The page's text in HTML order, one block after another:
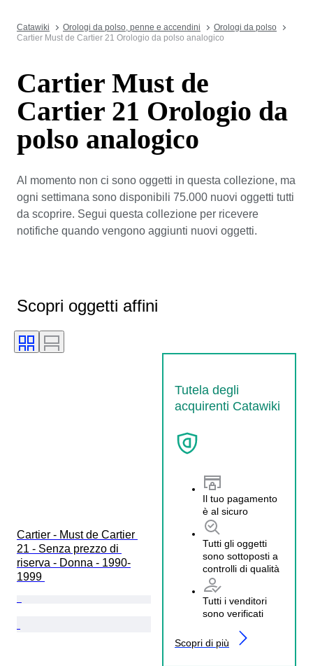
Catawiki Orologi da polso, penne e accendini
Orologi da polso
Cartier Must de Cartier 21 Orologio da polso analogico
Cartier Must de
Cartier 21 Orologio da
polso analogico
Al momento non ci sono oggetti in questa collezione, ma
ogni settimana sono disponibili 75.000 nuovi oggetti tutti
da scoprire. Segui questa collezione per ricevere
notifiche quando vengono aggiunti nuovi oggetti.
Scopri oggetti affini
Tutela degli
acquirenti Catawiki
Il tuo pagamento
è al sicuro
Tutti gli oggetti
sono sottoposti a
controlli di qualità
Tutti i venditori
sono verificati
Scopri di più
Cartier - Must de Cartier
21 - Senza prezzo di
riserva - Donna - 1990-
1999